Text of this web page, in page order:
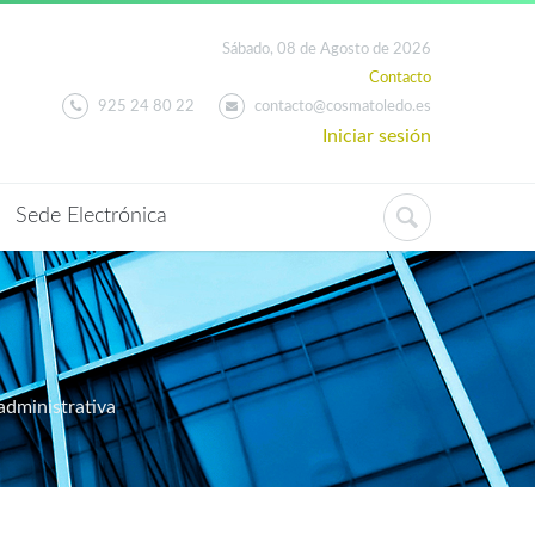
Sábado, 08 de Agosto de 2026
Contacto
925 24 80 22
contacto@cosmatoledo.es
Iniciar sesión
Sede Electrónica